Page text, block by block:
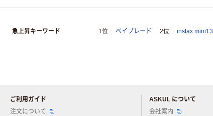
急上昇キーワード 1位 ベイブレード 2位 instax mini13
ご利用ガイド
注文について
ASKUL について
会社案内